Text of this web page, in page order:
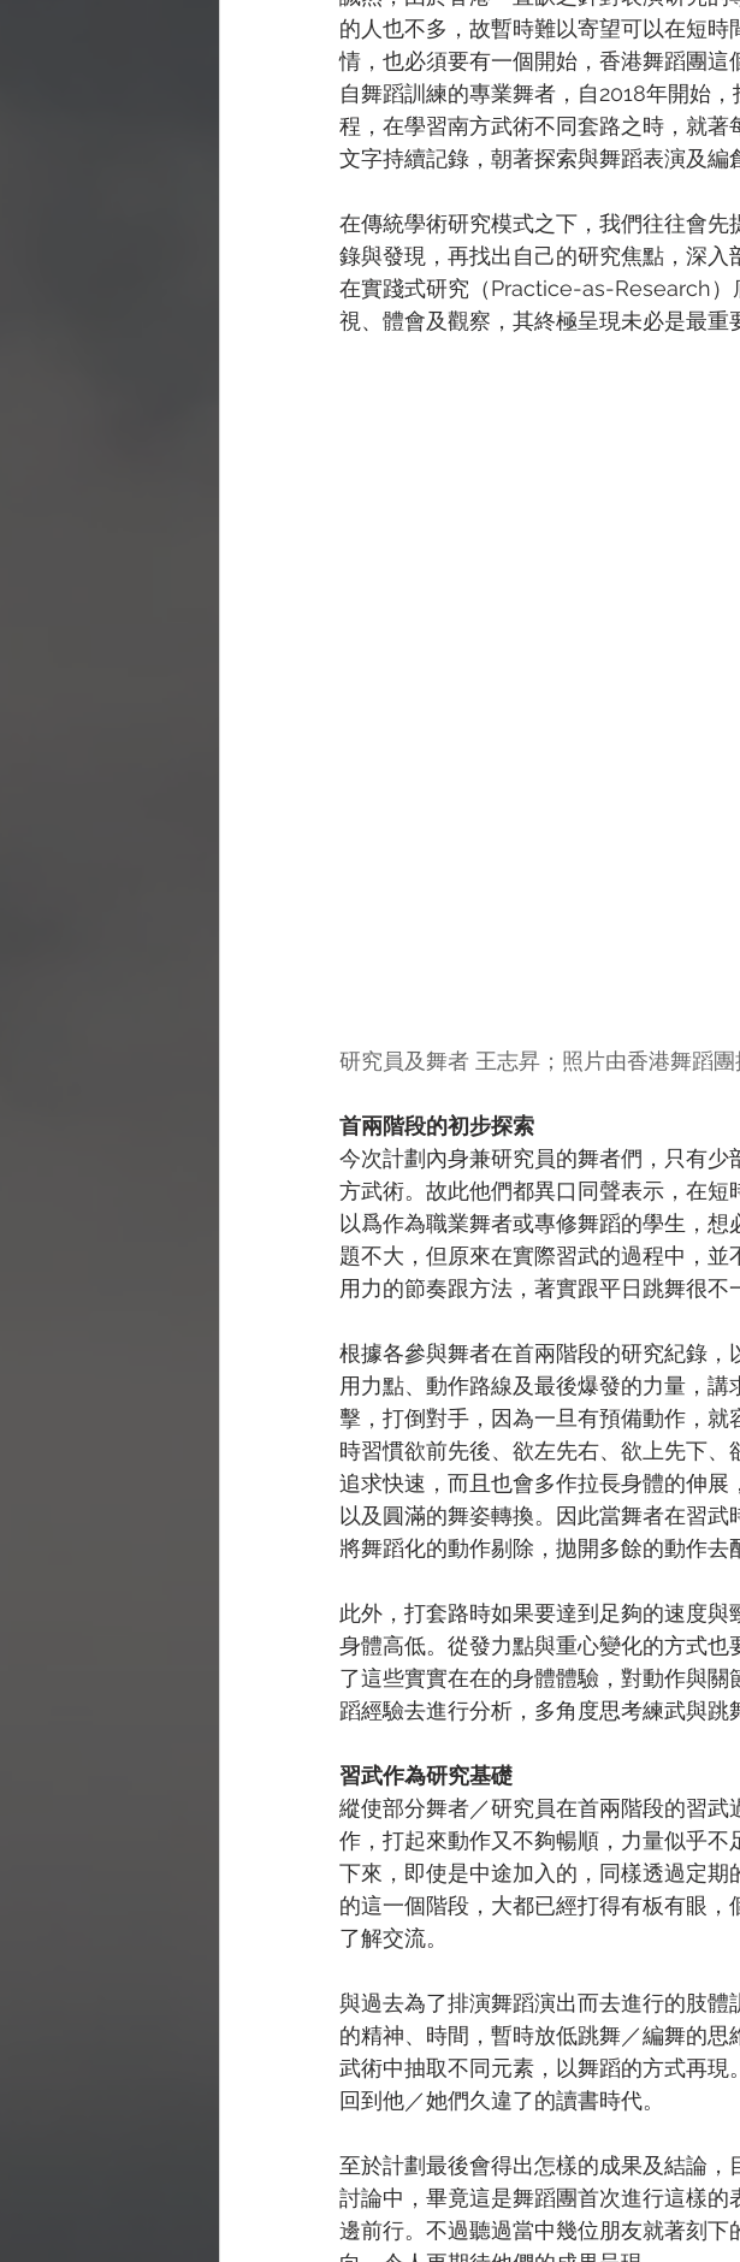
的人也不多，故暫時難以寄望可以在短
情，也必須要有一個開始，香港舞蹈團
自舞蹈訓練的專業舞者，自2018年開始
程，在學習南方武術不同套路之時，就
文字持續記錄，朝著探索與舞蹈表演及編
在傳統學術研究模式之下，我們往往會
錄與發現，再找出自己的研究焦點，深入
在實踐式研究（Practice-as-Research）
視、體會及觀察，其終極呈現未必是最重
研究員及舞者 王志昇；照片由香港舞蹈
首兩階段的初步探索
今次計劃內身兼研究員的舞者們，只有
方武術。故此他們都異口同聲表示，在
以爲作為職業舞者或專修舞蹈的學生，
題不大，但原來在實際習武的過程中，並
用力的節奏跟方法，著實跟平日跳舞很不
根據各參與舞者在首兩階段的研究紀錄
用力點、動作路線及最後爆發的力量，
擊，打倒對手，因為一旦有預備動作，
時習慣欲前先後、欲左先右、欲上先下
追求快速，而且也會多作拉長身體的伸展
以及圓滿的舞姿轉換。因此當舞者在習
將舞蹈化的動作剔除，拋開多餘的動作去
此外，打套路時如果要達到足夠的速度
身體高低。從發力點與重心變化的方式
了這些實實在在的身體體驗，對動作與
蹈經驗去進行分析，多角度思考練武與跳
習武作為研究基礎
縱使部分舞者／研究員在首兩階段的習
作，打起來動作又不夠暢順，力量似乎
下來，即使是中途加入的，同樣透過定
的這一個階段，大都已經打得有板有眼
了解交流。
與過去為了排演舞蹈演出而去進行的肢
的精神、時間，暫時放低跳舞／編舞的
武術中抽取不同元素，以舞蹈的方式再
回到他／她們久違了的讀書時代。
至於計劃最後會得出怎樣的成果及結論
討論中，畢竟這是舞蹈團首次進行這樣
邊前行。不過聽過當中幾位朋友就著刻